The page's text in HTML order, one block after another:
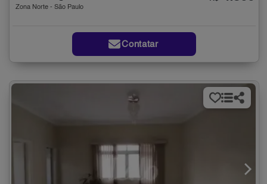
Zona Norte - São Paulo
Contatar